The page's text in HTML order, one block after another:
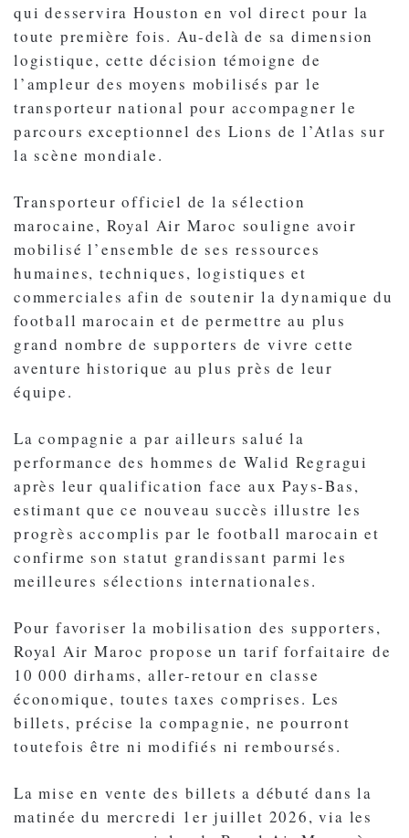
qui desservira Houston en vol direct pour la
toute première fois. Au-delà de sa dimension
logistique, cette décision témoigne de
l’ampleur des moyens mobilisés par le
transporteur national pour accompagner le
parcours exceptionnel des Lions de l’Atlas sur
la scène mondiale.
Transporteur officiel de la sélection
marocaine, Royal Air Maroc souligne avoir
mobilisé l’ensemble de ses ressources
humaines, techniques, logistiques et
commerciales afin de soutenir la dynamique du
football marocain et de permettre au plus
grand nombre de supporters de vivre cette
aventure historique au plus près de leur
équipe.
La compagnie a par ailleurs salué la
performance des hommes de Walid Regragui
après leur qualification face aux Pays-Bas,
estimant que ce nouveau succès illustre les
progrès accomplis par le football marocain et
confirme son statut grandissant parmi les
meilleures sélections internationales.
Pour favoriser la mobilisation des supporters,
Royal Air Maroc propose un tarif forfaitaire de
10 000 dirhams, aller-retour en classe
économique, toutes taxes comprises. Les
billets, précise la compagnie, ne pourront
toutefois être ni modifiés ni remboursés.
La mise en vente des billets a débuté dans la
matinée du mercredi 1er juillet 2026, via les